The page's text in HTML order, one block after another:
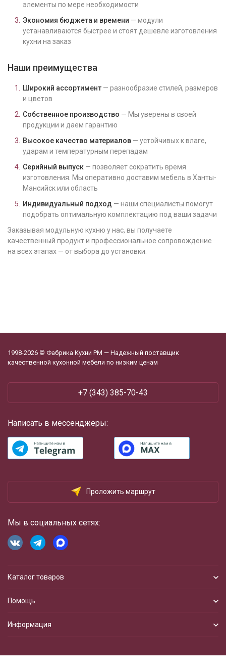
элементы по мере необходимости
Экономия бюджета и времени — модули
устанавливаются быстрее и стоят дешевле изготовления
кухни на заказ
Наши преимущества
Широкий ассортимент — разнообразие стилей, размеров
и цветов
Собственное производство — Мы уверены в своей
продукции и даем гарантию
Высокое качество материалов — устойчивых к влаге,
ударам и температурным перепадам
Серийный выпуск — позволяет сократить время
изготовления. Мы оперативно доставим мебель в Ханты-
Мансийск или область
Индивидуальный подход — наши специалисты помогут
подобрать оптимальную комплектацию под ваши задачи
Заказывая модульную кухню у нас, вы получаете
качественный продукт и профессиональное сопровождение
на всех этапах — от выбора до установки.
1998-2026 © Фабрика Кухни РМ — Надежный поставщик
качественной кухонной мебели по низким ценам
+7 (343) 385-70-43
Написать в мессенджеры:
Проложить маршрут
Мы в социальных сетях:
Каталог товаров
Помощь
Информация